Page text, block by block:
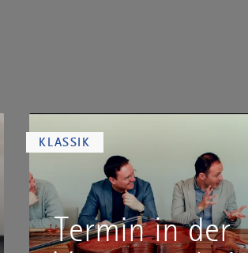
KLASSIK
Termin in der